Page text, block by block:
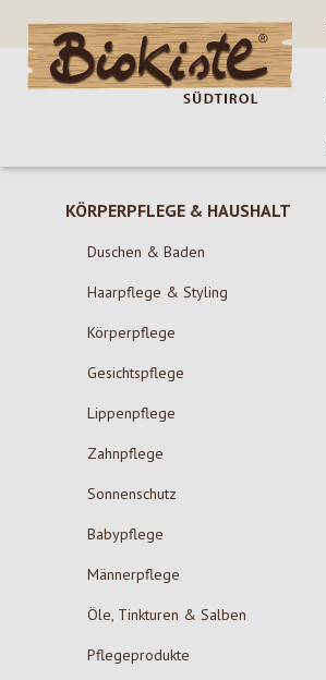
Hauptinhalt springen
Zur Suche springen
Zur Hauptnavigation springen
KÖRPERPFLEGE & HAUSHALT
Duschen & Baden
Haarpflege & Styling
Körperpflege
Gesichtspflege
Lippenpflege
Zahnpflege
Sonnenschutz
Babypflege
Männerpflege
Öle, Tinkturen & Salben
Pflegeprodukte